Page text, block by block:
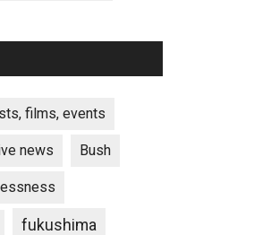
films, events
news Bush
fukushima